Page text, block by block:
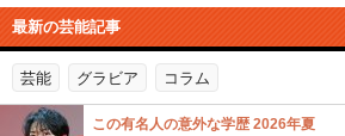
最新の芸能記事
芸能 グラビア コラム
この有名人の意外な学歴 2026年夏